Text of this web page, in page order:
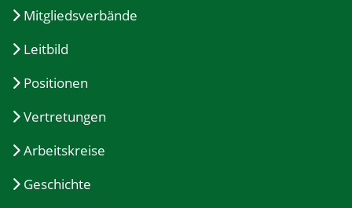
Mitgliedsverbände
Leitbild
Positionen
Vertretungen
Arbeitskreise
Geschichte